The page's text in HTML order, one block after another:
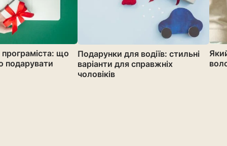
що
подарувати
Подарунки для водіїв: стильні
варіанти для справжніх
чоловіків